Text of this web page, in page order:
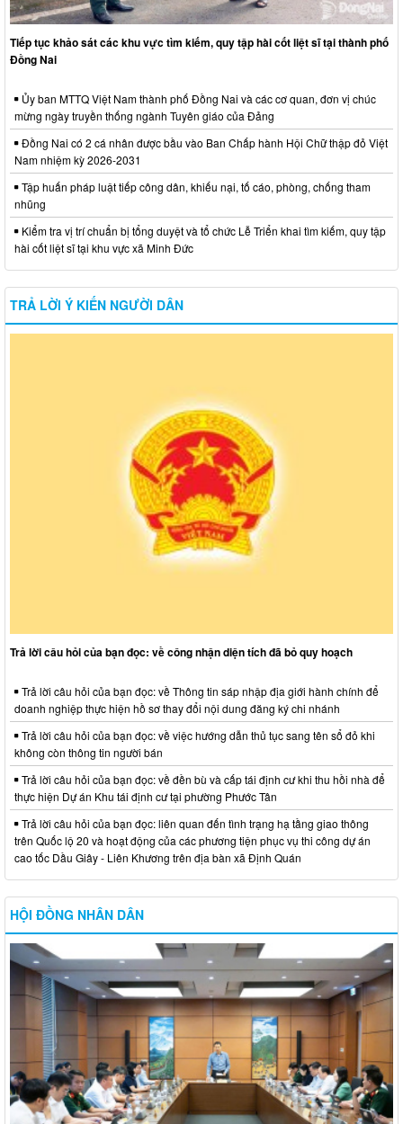
Tiếp tục khảo sát các khu vực tìm kiếm, quy tập hài cốt liệt sĩ tại thành phố
Đồng Nai
Ủy ban MTTQ Việt Nam thành phố Đồng Nai và các cơ quan, đơn vị chúc
mừng ngày truyền thống ngành Tuyên giáo của Đảng
Đồng Nai có 2 cá nhân được bầu vào Ban Chấp hành Hội Chữ thập đỏ Việt
Nam nhiệm kỳ 2026-2031
Tập huấn pháp luật tiếp công dân, khiếu nại, tố cáo, phòng, chống tham
nhũng
Kiểm tra vị trí chuẩn bị tổng duyệt và tổ chức Lễ Triển khai tìm kiếm, quy tập
hài cốt liệt sĩ tại khu vực xã Minh Đức
TRẢ LỜI Ý KIẾN NGƯỜI DÂN
Trả lời câu hỏi của bạn đọc: về công nhận diện tích đã bỏ quy hoạch
Trả lời câu hỏi của bạn đọc: về Thông tin sáp nhập địa giới hành chính để
doanh nghiệp thực hiện hồ sơ thay đổi nội dung đăng ký chi nhánh
Trả lời câu hỏi của bạn đọc: về việc hướng dẫn thủ tục sang tên sổ đỏ khi
không còn thông tin người bán
Trả lời câu hỏi của bạn đọc: về đền bù và cấp tái định cư khi thu hồi nhà để
thực hiện Dự án Khu tái định cư tại phường Phước Tân
Trả lời câu hỏi của bạn đọc: liên quan đến tình trạng hạ tầng giao thông
trên Quốc lộ 20 và hoạt động của các phương tiện phục vụ thi công dự án
cao tốc Dầu Giây - Liên Khương trên địa bàn xã Định Quán
HỘI ĐỒNG NHÂN DÂN